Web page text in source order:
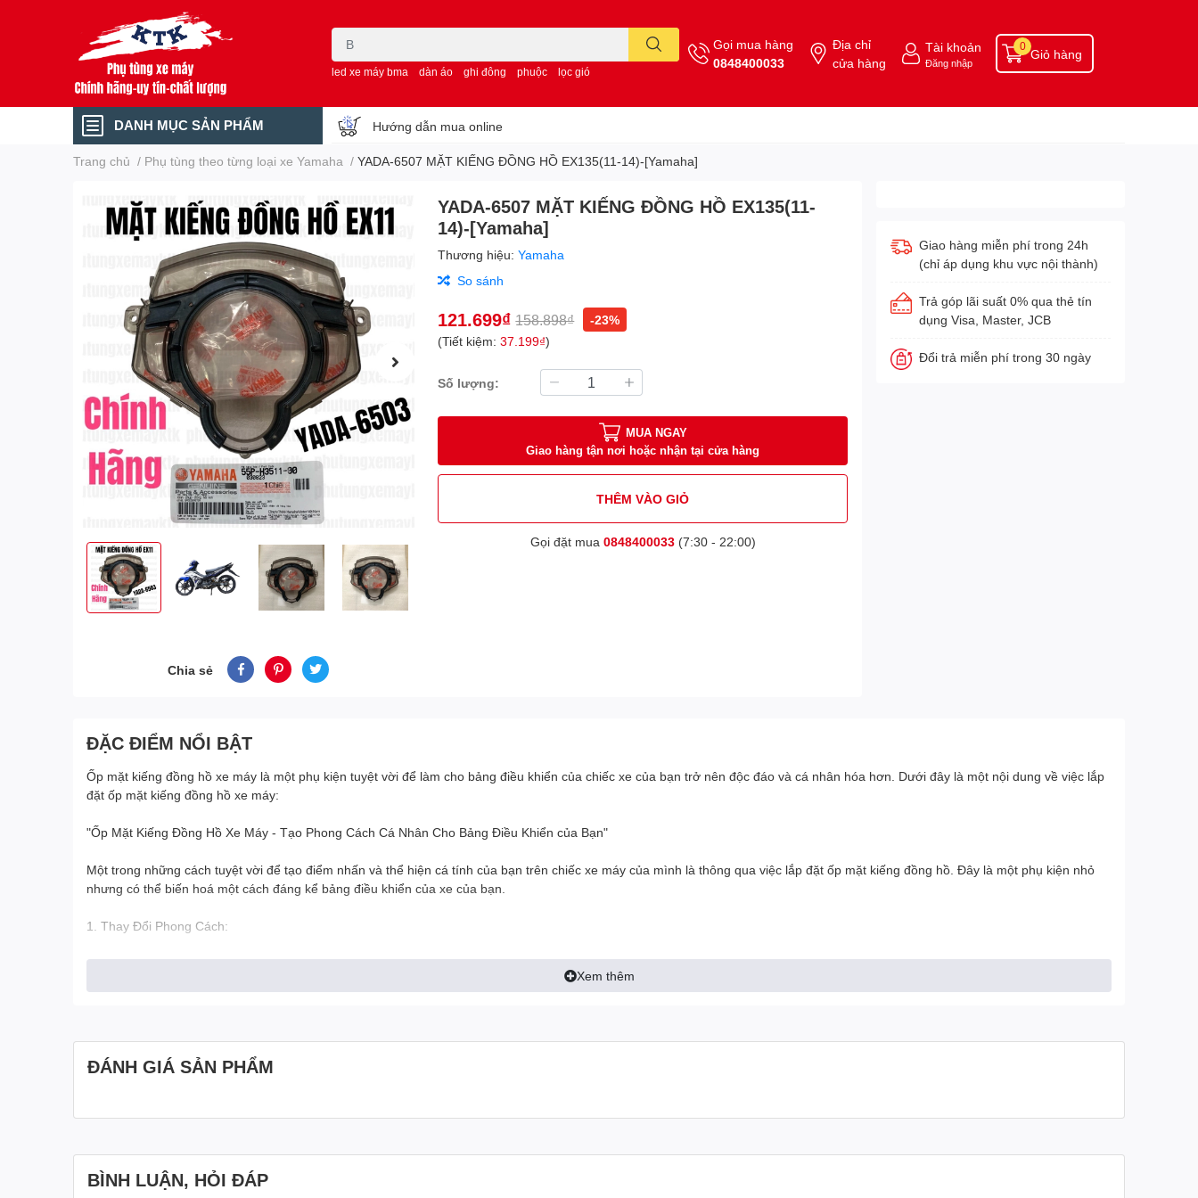
led xe máy bma dàn áo ghi đông phuộc lọc gió
Gọi mua hàng
0848400033
Địa chỉ
cửa hàng
Tài khoản
Đăng nhập
Giỏ hàng
0
DANH MỤC SẢN PHẨM Hướng dẫn mua online
Trang chủ / Phụ tùng theo từng loại xe Yamaha / YADA-6507 MẶT KIẾNG ĐỒNG HỒ EX135(11-14)-[Yamaha]
Chia sẻ
YADA-6507 MẶT KIẾNG ĐỒNG HỒ EX135(11-
14)-[Yamaha]
Thương hiệu:Yamaha
So sánh
121.699₫ 158.898₫
-23%
(Tiết kiệm:37.199₫)
Số lượng:
MUA NGAY
Giao hàng tận nơi hoặc nhận tại cửa hàng
THÊM VÀO GIỎ
Gọi đặt mua 0848400033(7:30 - 22:00)
Giao hàng miễn phí trong 24h
(chỉ áp dụng khu vực nội thành)
Trả góp lãi suất 0% qua thẻ tín
dụng Visa, Master, JCB
Đổi trả miễn phí trong 30 ngày
ĐẶC ĐIỂM NỔI BẬT
Ốp mặt kiếng đồng hồ xe máy là một phụ kiện tuyệt vời để làm cho bảng điều khiển của chiếc xe của bạn trở nên độc đáo và cá nhân hóa hơn. Dưới đây là một nội dung về việc lắp
đặt ốp mặt kiếng đồng hồ xe máy:
"Ốp Mặt Kiếng Đồng Hồ Xe Máy - Tạo Phong Cách Cá Nhân Cho Bảng Điều Khiển của Bạn"
Một trong những cách tuyệt vời để tạo điểm nhấn và thể hiện cá tính của bạn trên chiếc xe máy của mình là thông qua việc lắp đặt ốp mặt kiếng đồng hồ. Đây là một phụ kiện nhỏ
nhưng có thể biến hoá một cách đáng kể bảng điều khiển của xe của bạn.
1. Thay Đổi Phong Cách:
Ốp mặt kiếng đồng hồ xe máy có sẵn trong nhiều loại thiết kế và màu sắc khác nhau. Bạn có thể lựa chọn một mẫu ốp mặt kiếng phù hợp với phong cách cá nhân của bạn. Từ các
Ngoài việc tạo phong cách, ốp mặt kiếng đồng hồ còn có khả năng bảo vệ kiếng đồng hồ gốc của xe khỏi bị xước, bụi bẩn và các yếu tố khác có thể gây hại. Điều này giúp duy trì sự
trong sáng và rõ ràng của kiếng đồng hồ và bảng điều khiển.
4. Thể Hiện Cá Tính Của Bạn:
Xem thêm
ĐÁNH GIÁ SẢN PHẨM
BÌNH LUẬN, HỎI ĐÁP